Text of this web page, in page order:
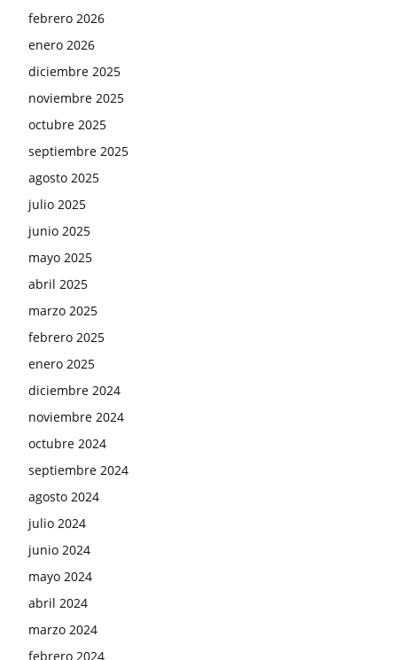
febrero 2026
enero 2026
diciembre 2025
noviembre 2025
octubre 2025
septiembre 2025
agosto 2025
julio 2025
junio 2025
mayo 2025
abril 2025
marzo 2025
febrero 2025
enero 2025
diciembre 2024
noviembre 2024
octubre 2024
septiembre 2024
agosto 2024
julio 2024
junio 2024
mayo 2024
abril 2024
marzo 2024
febrero 2024